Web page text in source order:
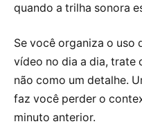
quando a trilha sonora
Se você organiza o uso
vídeo no dia a dia, trate
não como um detalhe.
faz você perder o
minuto anterior.